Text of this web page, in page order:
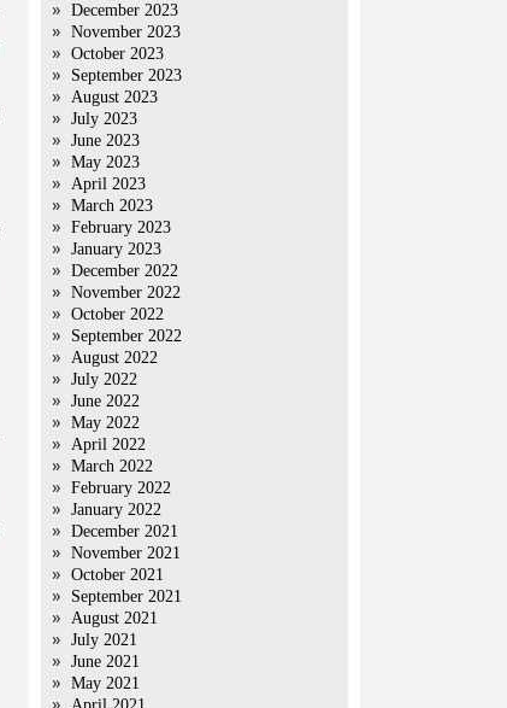
December 2023
November 2023
October 2023
September 2023
August 2023
July 2023
June 2023
May 2023
April 2023
March 2023
February 2023
January 2023
December 2022
November 2022
October 2022
September 2022
August 2022
July 2022
June 2022
May 2022
April 2022
March 2022
February 2022
January 2022
December 2021
November 2021
October 2021
September 2021
August 2021
July 2021
June 2021
May 2021